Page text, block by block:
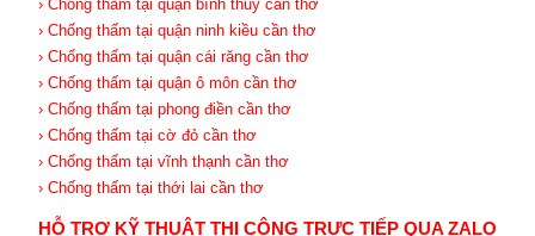
› Chống thấm tại quận bình thủy cần thơ
› Chống thấm tại quận ninh kiều cần thơ
› Chống thấm tại quận cái răng cần thơ
› Chống thấm tại quận ô môn cần thơ
› Chống thấm tại phong điền cần thơ
› Chống thấm tại cờ đỏ cần thơ
› Chống thấm tại vĩnh thạnh cần thơ
› Chống thấm tại thới lai cần thơ
HỖ TRỢ KỸ THUẬT THI CÔNG TRỰC TIẾP QUA ZALO